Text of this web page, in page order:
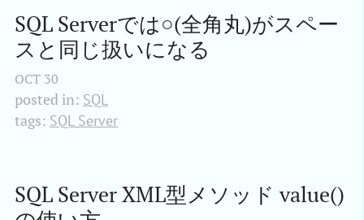
SQL Serverでは○(全角丸)がスペー
スと同じ扱いになる
OCT 30
posted in: SQL
tags: SQL Server
SQL Server XML型メソッド value()